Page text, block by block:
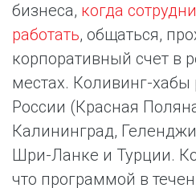
бизнеса, когда
работать, общаться,
корпоративный счет в
местах. Коливинг-хабы
России (Красная
Калининград,
Шри-Ланке и Турции.
что программой в